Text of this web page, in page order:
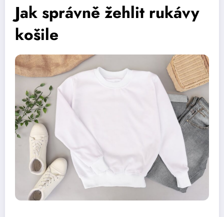
Jak správně žehlit rukávy
košile